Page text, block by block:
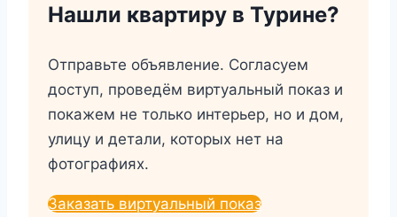
Нашли квартиру в Турине?
Отправьте объявление. Согласуем
доступ, проведём виртуальный показ и
покажем не только интерьер, но и дом,
улицу и детали, которых нет на
фотографиях.
Заказать виртуальный показ